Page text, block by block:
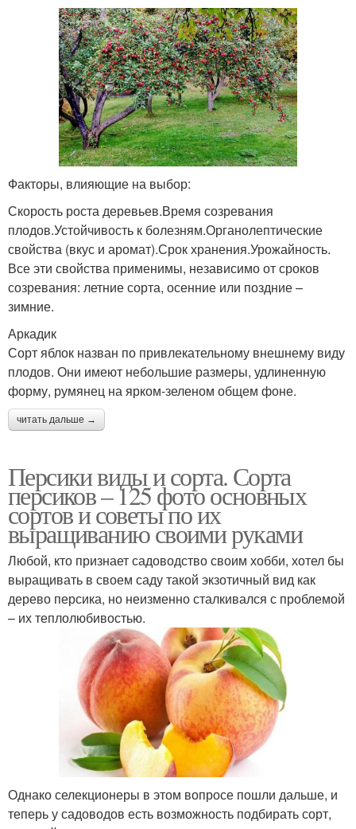
Факторы, влияющие на выбор:
Скорость роста деревьев.Время созревания
плодов.Устойчивость к болезням.Органолептические
свойства (вкус и аромат).Срок хранения.Урожайность.
Все эти свойства применимы, независимо от сроков
созревания: летние сорта, осенние или поздние –
зимние.
Аркадик
Сорт яблок назван по привлекательному внешнему виду
плодов. Они имеют небольшие размеры, удлиненную
форму, румянец на ярком-зеленом общем фоне.
читать дальше →
Персики виды и сорта. Сорта
персиков – 125 фото основных
сортов и советы по их
выращиванию своими руками
Любой, кто признает садоводство своим хобби, хотел бы
выращивать в своем саду такой экзотичный вид как
дерево персика, но неизменно сталкивался с проблемой
– их теплолюбивостью.
Однако селекционеры в этом вопросе пошли дальше, и
теперь у садоводов есть возможность подбирать сорт,